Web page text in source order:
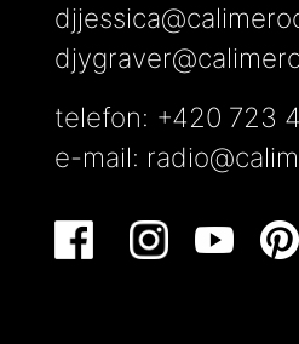
telefon: +420 723
e-mail: